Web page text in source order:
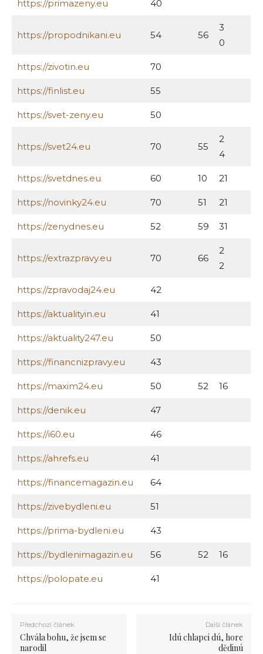
https://primazeny.eu 40
https://propodnikani.eu 54 56
3
0
https://zivotin.eu 70
https://finlist.eu 55
https://svet-zeny.eu 50
https://svet24.eu 70 55
2
4
https://svetdnes.eu 60 10 21
https://novinky24.eu 70 51 21
https://zenydnes.eu 52 59 31
https://extrazpravy.eu 70 66
2
2
https://zpravodaj24.eu 42
https://aktualityin.eu 41
https://aktuality247.eu 50
https://financnizpravy.eu 43
https://maxim24.eu 50 52 16
https://denik.eu 47
https://i60.eu 46
https://ahrefs.eu 41
https://financemagazin.eu 64
https://zivebydleni.eu 51
https://prima-bydleni.eu 43
https://bydlenimagazin.eu 56 52 16
https://polopate.eu 41
Předchozí článek
Chvála bohu, že jsem se
narodil
Další článek
Idú chlapci dú, hore
dědinú